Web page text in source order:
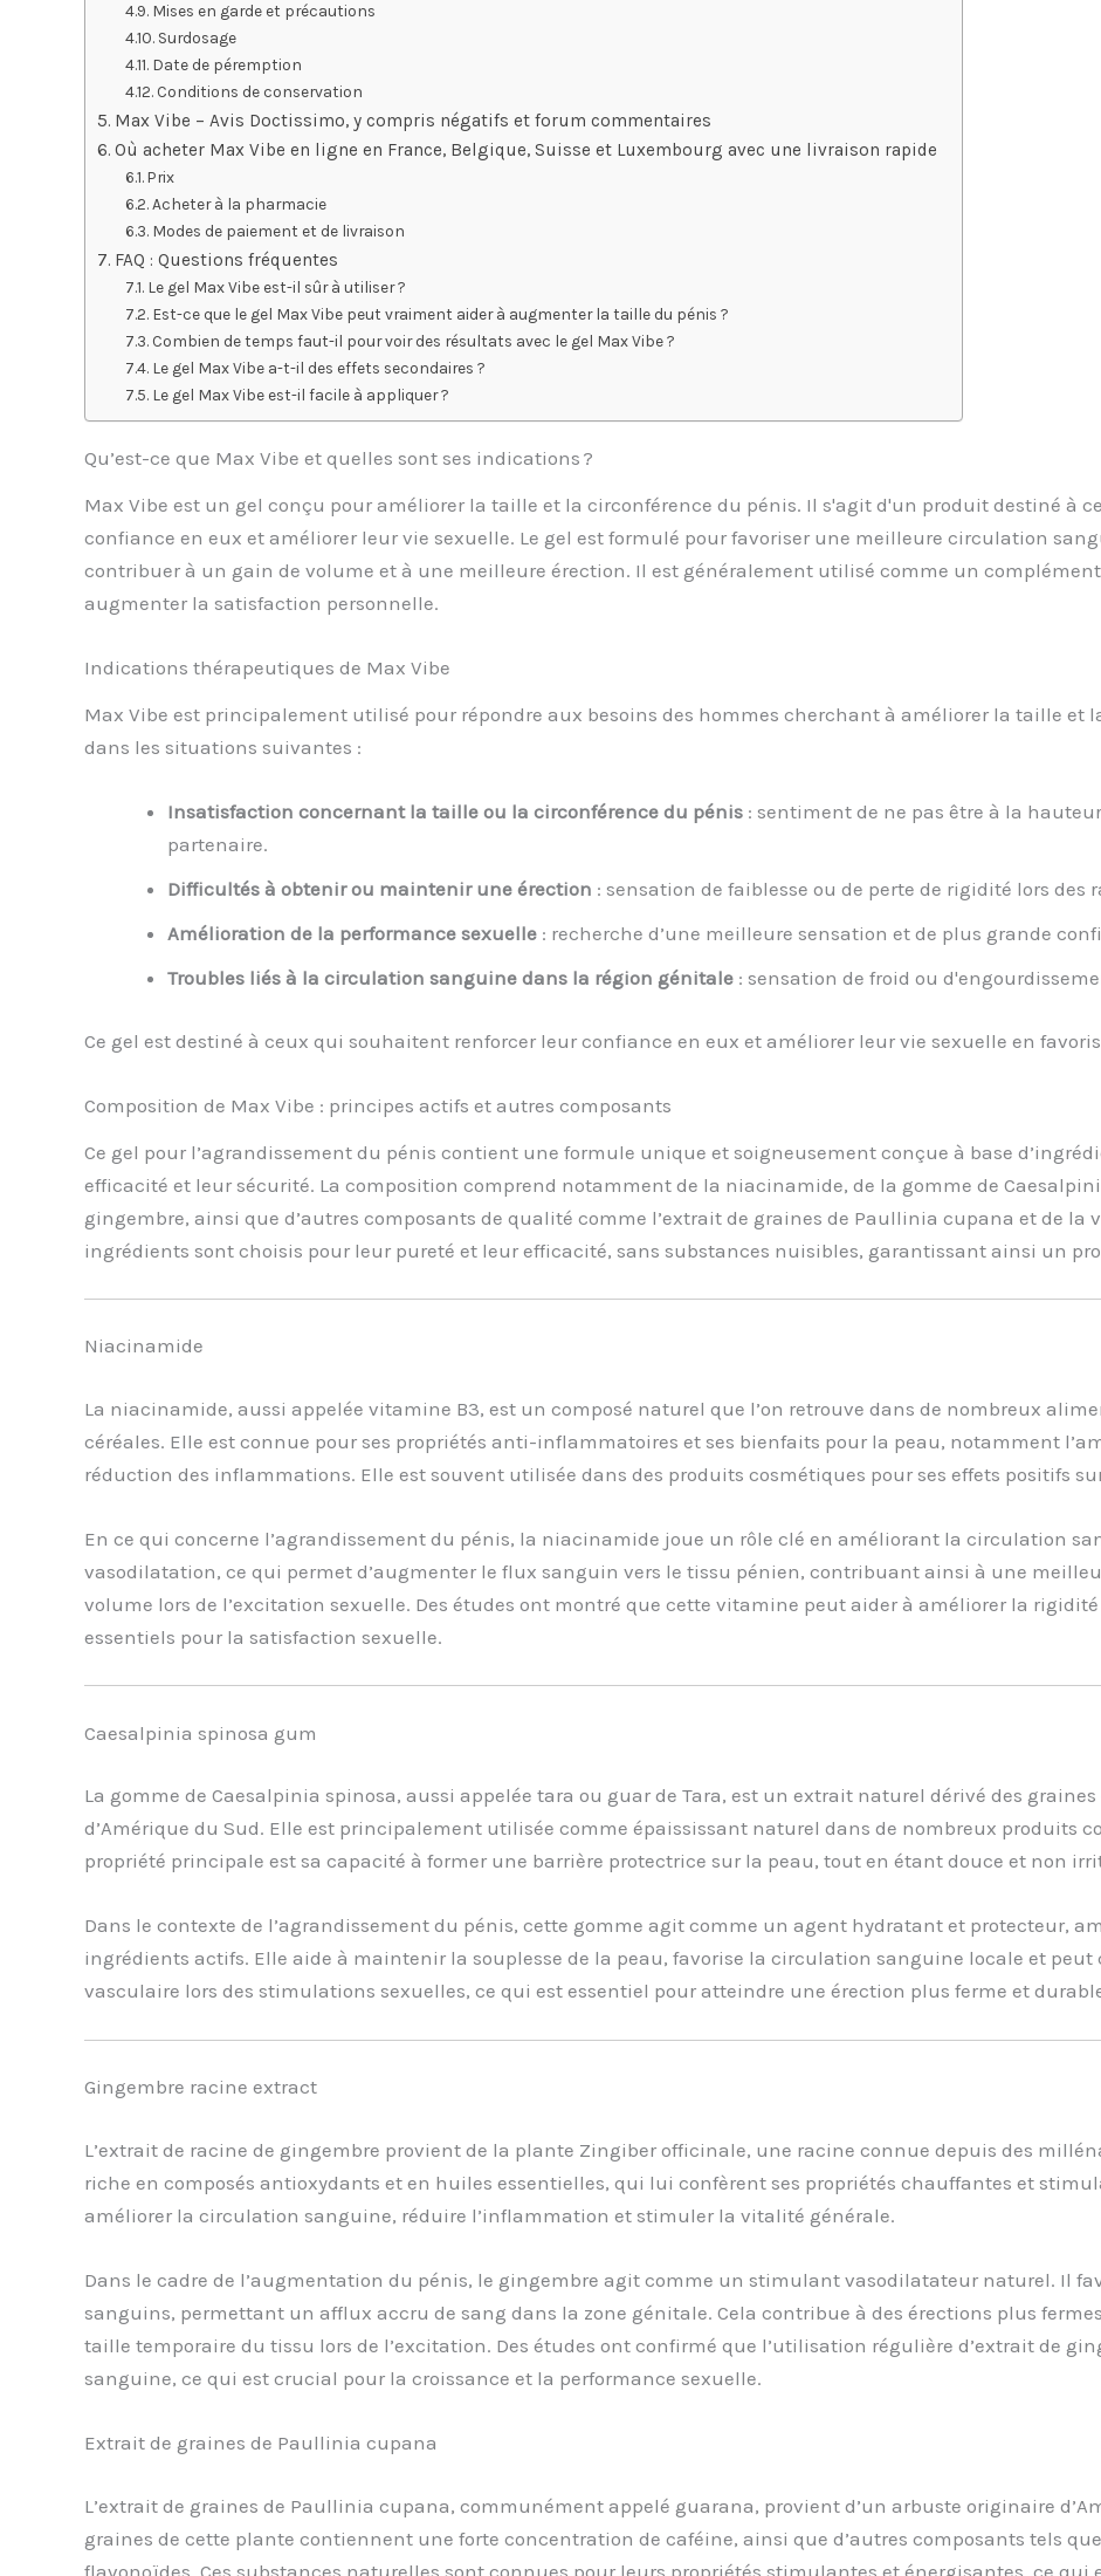
Mises en garde et précautions
Surdosage
Date de péremption
Conditions de conservation
Max Vibe – Avis Doctissimo, y compris négatifs et forum commentaires
Où acheter Max Vibe en ligne en France, Belgique, Suisse et Luxembourg avec une livraison rapide
Prix
Acheter à la pharmacie
Modes de paiement et de livraison
FAQ : Questions fréquentes
Le gel Max Vibe est-il sûr à utiliser ?
Est-ce que le gel Max Vibe peut vraiment aider à augmenter la taille du pénis ?
Combien de temps faut-il pour voir des résultats avec le gel Max Vibe ?
Le gel Max Vibe a-t-il des effets secondaires ?
Le gel Max Vibe est-il facile à appliquer ?
Qu’est-ce que Max Vibe et quelles sont ses indications ?
Max Vibe est un gel conçu pour améliorer la taille et la circonférence du pénis. Il s'agit d'un produit destiné à
confiance en eux et améliorer leur vie sexuelle. Le gel est formulé pour favoriser une meilleure circulation
contribuer à un gain de volume et à une meilleure érection. Il est généralement utilisé comme un
augmenter la satisfaction personnelle.
Indications thérapeutiques de Max Vibe
Max Vibe est principalement utilisé pour répondre aux besoins des hommes cherchant à améliorer la taille et
dans les situations suivantes :
Insatisfaction concernant la taille ou la circonférence du pénis : sentiment de ne pas être à la
partenaire.
Difficultés à obtenir ou maintenir une érection : sensation de faiblesse ou de perte de rigidité lors des
Amélioration de la performance sexuelle : recherche d’une meilleure sensation et de plus grande
Troubles liés à la circulation sanguine dans la région génitale : sensation de froid ou
Ce gel est destiné à ceux qui souhaitent renforcer leur confiance en eux et améliorer leur vie sexuelle en
Composition de Max Vibe : principes actifs et autres composants
Ce gel pour l’agrandissement du pénis contient une formule unique et soigneusement conçue à base
efficacité et leur sécurité. La composition comprend notamment de la niacinamide, de la gomme de
gingembre, ainsi que d’autres composants de qualité comme l’extrait de graines de Paullinia cupana et de la
ingrédients sont choisis pour leur pureté et leur efficacité, sans substances nuisibles, garantissant ainsi un
Niacinamide
La niacinamide, aussi appelée vitamine B3, est un composé naturel que l’on retrouve dans de nombreux
céréales. Elle est connue pour ses propriétés anti-inflammatoires et ses bienfaits pour la peau, notamment
réduction des inflammations. Elle est souvent utilisée dans des produits cosmétiques pour ses effets positifs
En ce qui concerne l’agrandissement du pénis, la niacinamide joue un rôle clé en améliorant la circulation
vasodilatation, ce qui permet d’augmenter le flux sanguin vers le tissu pénien, contribuant ainsi à une
volume lors de l’excitation sexuelle. Des études ont montré que cette vitamine peut aider à améliorer la
essentiels pour la satisfaction sexuelle.
Caesalpinia spinosa gum
La gomme de Caesalpinia spinosa, aussi appelée tara ou guar de Tara, est un extrait naturel dérivé des
d’Amérique du Sud. Elle est principalement utilisée comme épaississant naturel dans de nombreux produits
propriété principale est sa capacité à former une barrière protectrice sur la peau, tout en étant douce et non
Dans le contexte de l’agrandissement du pénis, cette gomme agit comme un agent hydratant et protecteur,
ingrédients actifs. Elle aide à maintenir la souplesse de la peau, favorise la circulation sanguine locale et
vasculaire lors des stimulations sexuelles, ce qui est essentiel pour atteindre une érection plus ferme et
Gingembre racine extract
L’extrait de racine de gingembre provient de la plante Zingiber officinale, une racine connue depuis des
riche en composés antioxydants et en huiles essentielles, qui lui confèrent ses propriétés chauffantes et
améliorer la circulation sanguine, réduire l’inflammation et stimuler la vitalité générale.
Dans le cadre de l’augmentation du pénis, le gingembre agit comme un stimulant vasodilatateur naturel. Il
sanguins, permettant un afflux accru de sang dans la zone génitale. Cela contribue à des érections plus
taille temporaire du tissu lors de l’excitation. Des études ont confirmé que l’utilisation régulière d’extrait de
sanguine, ce qui est crucial pour la croissance et la performance sexuelle.
Extrait de graines de Paullinia cupana
L’extrait de graines de Paullinia cupana, communément appelé guarana, provient d’un arbuste originaire
graines de cette plante contiennent une forte concentration de caféine, ainsi que d’autres composants tels
flavonoïdes. Ces substances naturelles sont connues pour leurs propriétés stimulantes et énergisantes, ce